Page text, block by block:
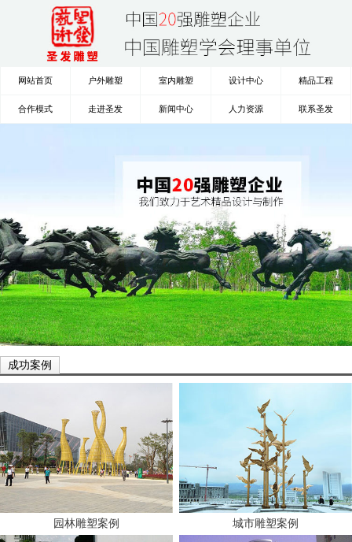
网站首页 户外雕塑 室内雕塑 设计中心 精品工程
合作模式 走进圣发 新闻中心 人力资源 联系圣发
成功案例
园林雕塑案例 城市雕塑案例